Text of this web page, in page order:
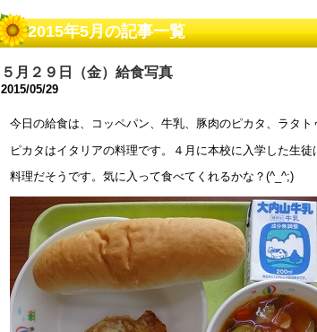
令和８年度 同窓会案内について
2025年5月28日 18:45
令和８年度 教育ボランティアについて
2025年5月 1日 16:18
令和８年度コンサルテーションについて
2025年4月26日 17:00
令和7年度学校見学会について
2025年4月25日 17:00
令和5年度 公開研究会のお知らせ
2024年1月10日 17:51
令和5年度 公開研究会のお知らせ
2023年11月20日 18:22
2015年5月の記事一覧
５月２９日（金）給食写真
2015/05/29
今日の給食は、コッペパン、牛乳、豚肉のピカタ、ラタト
ピカタはイタリアの料理です。４月に本校に入学した生徒
料理だそうです。気に入って食べてくれるかな？(^_^;)